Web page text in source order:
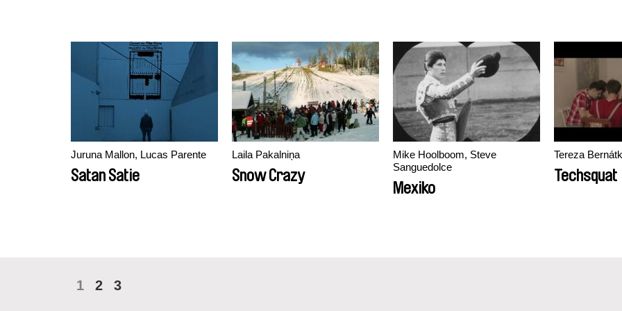
Juruna Mallon, Lucas Parente
Satan Satie
Laila Pakalniņa
Snow Crazy
Mike Hoolboom, Steve
Sanguedolce
Mexiko
Tereza
Techsquat
1 2 3